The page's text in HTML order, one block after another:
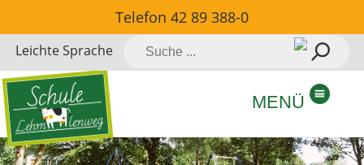
zum
Inhalt
springen
Telefon 42 89 388-0
Leichte Sprache
Suche
MENÜ